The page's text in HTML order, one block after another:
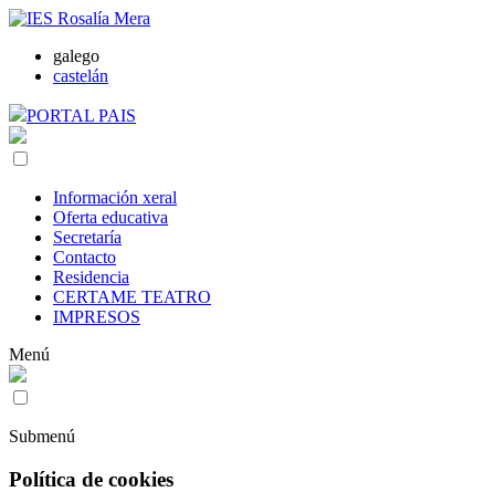
galego
castelán
PORTAL PAIS
Información xeral
Oferta educativa
Secretaría
Contacto
Residencia
CERTAME TEATRO
IMPRESOS
Menú
Submenú
Política de cookies